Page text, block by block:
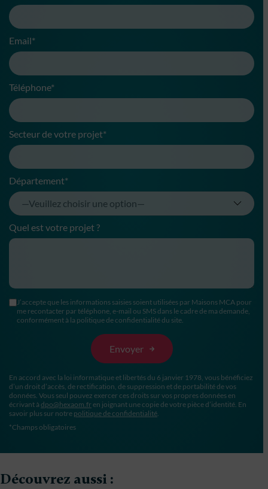
Email*
Téléphone*
Secteur de votre projet*
Département*
Quel est votre projet ?
J’accepte que les informations saisies soient utilisées par Maisons MCA pour
me recontacter par téléphone, e-mail ou SMS dans le cadre de ma demande,
conformément à la politique de confidentialité du site.
En accord avec la loi informatique et libertés du 6 janvier 1978, vous bénéficiez
d’un droit d’accès, de rectification, de suppression et de portabilité de vos
données. Vous seul pouvez exercer ces droits sur vos propres données en
écrivant à dpo@hexaom.fr en joignant une copie de votre pièce d’identité. En
savoir plus sur notre politique de confidentialité.
*Champs obligatoires
Découvrez aussi :